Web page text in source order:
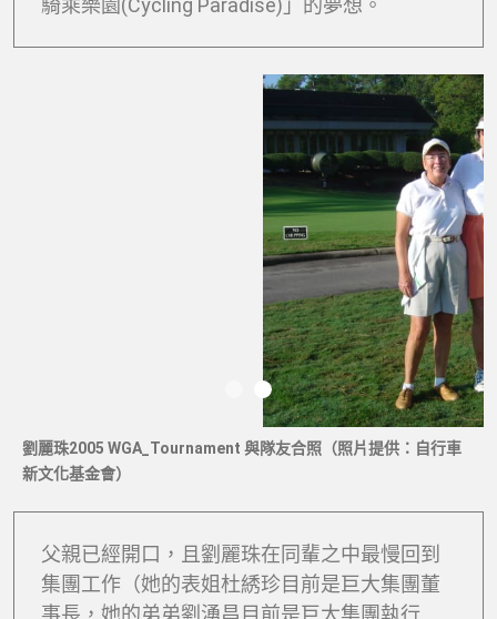
騎乘樂園(Cycling Paradise)」的夢想。
劉麗珠2005 WGA_Tournament 與隊友合照（照片提供：自行車
新文化基金會）
父親已經開口，且劉麗珠在同輩之中最慢回到
集團工作（她的表姐杜綉珍目前是巨大集團董
事長，她的弟弟劉湧昌目前是巨大集團執行